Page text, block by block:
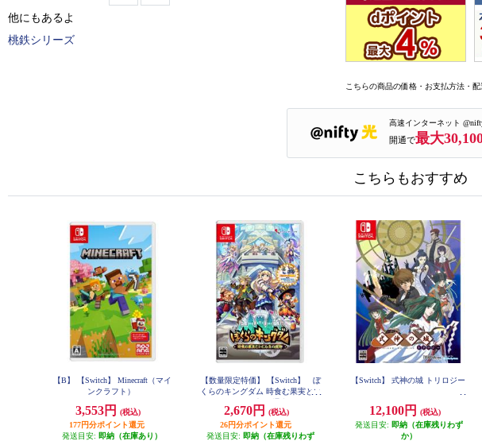
他にもあるよ
桃鉄シリーズ
こちらの商品の価格・お支払方法・
高速インターネット
開通で最大
こちらもおすすめ
【B】 【Switch】 Minecraft（マイ
ンクラフト）
3,553円
(税込)
177円分ポイント還元
発送目安: 即納（在庫あり）
【数量限定特価】 【Switch】 ぼ
くらのキングダム 時食む果実とい
2,670円
(税込)
26円分ポイント還元
発送目安: 即納（在庫残りわず
【Switch】 式神の城 トリロジー
12,100円
(税込)
発送目安: 即納（在庫残りわず
か）